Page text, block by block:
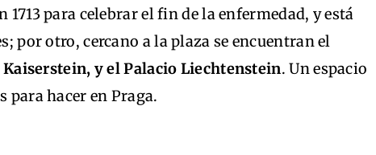
para celebrar el fin de la enfermedad, y está
por otro, cercano a la plaza se encuentran el
y el Palacio Liechtenstein. Un espacio
para hacer en Praga.